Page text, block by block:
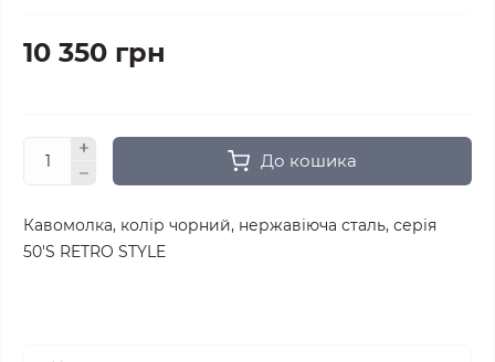
10 350 грн
До кошика
Кавомолка, колір чорний, нержавіюча сталь, серія
50'S RETRO STYLE